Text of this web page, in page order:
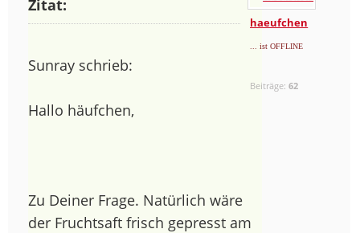
haeufchen
... ist OFFLINE
Beiträge:62
Zitat:
Sunray schrieb:
Hallo häufchen,
Zu Deiner Frage. Natürlich wäre
der Fruchtsaft frisch gepresst am